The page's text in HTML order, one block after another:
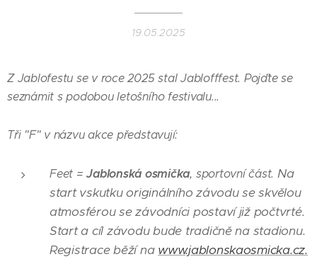
19.05.2025
Z Jablofestu se v roce 2025 stal Jablofffest. Pojďte se
seznámit s podobou letošního festivalu...
Tři "F" v názvu akce představují:
Feet =Jablonská osmička, sportovní část. Na
start vskutku originálního závodu seskvělou
atmosférou se závodníci postaví již počtvrté.
Start a cíl závodu bude tradičně na stadionu.
Registrace běží na www.jablonskaosmicka.cz.